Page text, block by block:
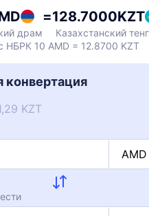
драм
=128.7000KZT
Казахстанский
НБРК 10 AMD = 12.8700 KZT
конвертация
KZT
AMD